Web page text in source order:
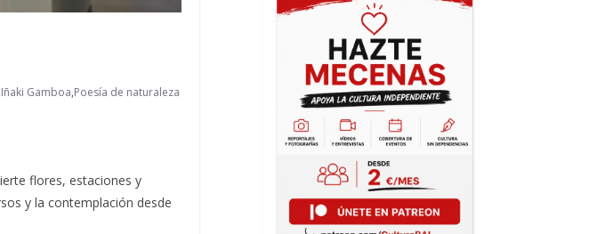
Iñaki Gamboa,Poesía de naturaleza
flores, estaciones y
y la contemplación desde